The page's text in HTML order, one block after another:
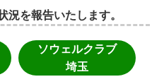
況を報告いたします。
ソウェルクラブ
埼玉